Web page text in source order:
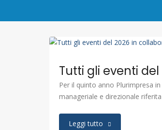
Tutti gli eventi del
Per il quinto anno Plurimpresa
manageriale e direzionale
Leggi tutto